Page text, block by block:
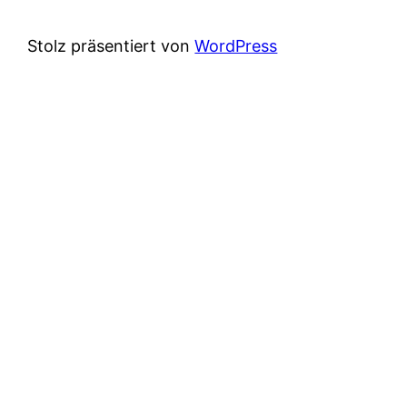
Stolz präsentiert vonWordPress